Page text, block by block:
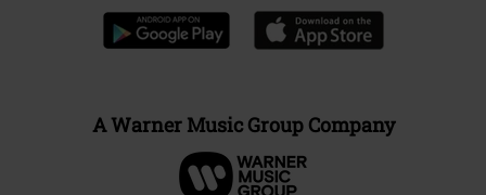
A Warner Music Group Company